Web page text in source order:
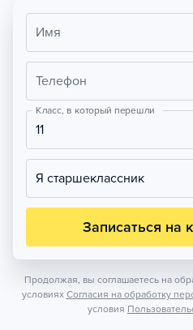
Имя
Телефон
Класс, в который перешли
11
Я старшеклассник
Записаться на
Продолжая, вы соглашаетесь на
условиях Согласия на обработку
условия